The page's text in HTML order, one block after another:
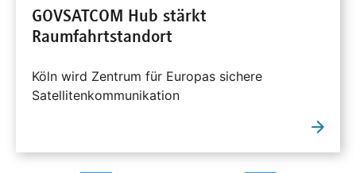
GOVSATCOM Hub stärkt
Raumfahrtstandort
Köln wird Zentrum für Europas sichere
Satellitenkommunikation